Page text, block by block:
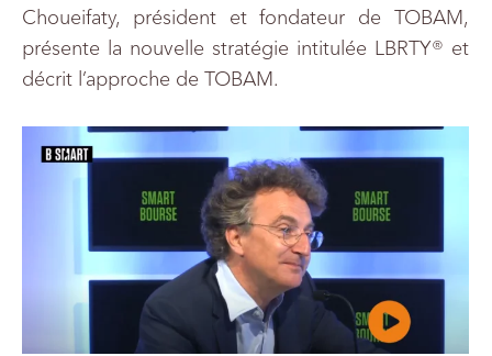
Choueifaty, président et fondateur de TOBAM,
présente la nouvelle stratégie intitulée LBRTY® et
décrit l’approche de TOBAM.